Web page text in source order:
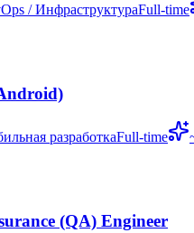
/ ИнфраструктураFull-time
разработкаFull-time
(QA) Engineer